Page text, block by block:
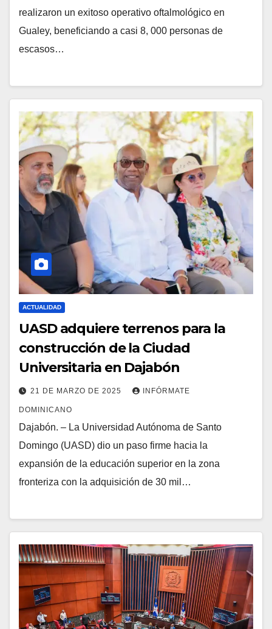
realizaron un exitoso operativo oftalmológico en
Gualey, beneficiando a casi 8, 000 personas de
escasos…
ACTUALIDAD
UASD adquiere terrenos para la
construcción de la Ciudad
Universitaria en Dajabón
21 DE MARZO DE 2025 INFÓRMATE
DOMINICANO
Dajabón. – La Universidad Autónoma de Santo
Domingo (UASD) dio un paso firme hacia la
expansión de la educación superior en la zona
fronteriza con la adquisición de 30 mil…